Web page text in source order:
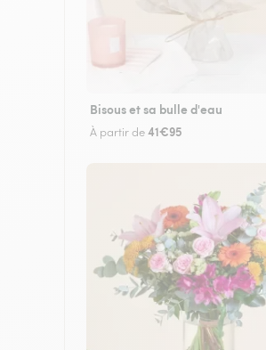
Bisous et sa bulle d'eau
À partir de41€95